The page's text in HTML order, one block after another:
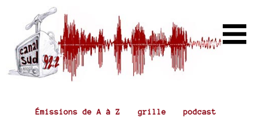
Émissions de A à Z grille podcast